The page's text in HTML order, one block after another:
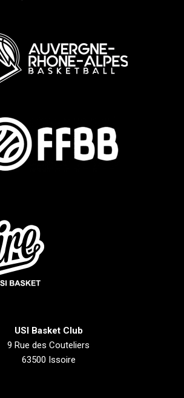
USI Basket Club
9 Rue des Couteliers
63500 Issoire